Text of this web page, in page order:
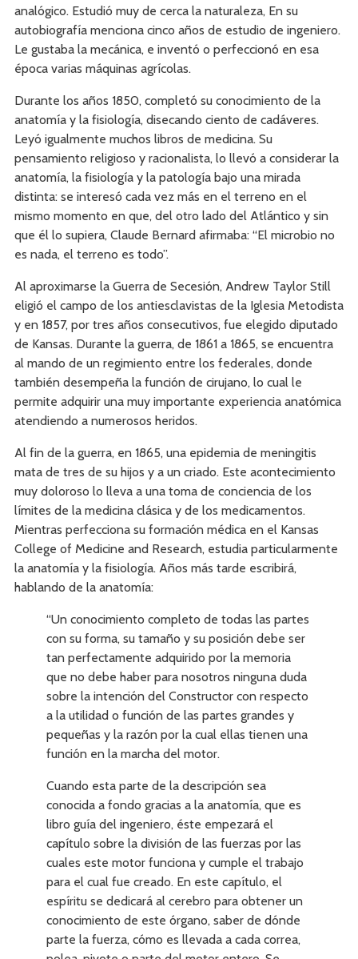
analógico. Estudió muy de cerca la naturaleza, En su
autobiografía menciona cinco años de estudio de ingeniero.
Le gustaba la mecánica, e inventó o perfeccionó en esa
época varias máquinas agrícolas.
Durante los años 1850, completó su conocimiento de la
anatomía y la fisiología, disecando ciento de cadáveres.
Leyó igualmente muchos libros de medicina. Su
pensamiento religioso y racionalista, lo llevó a considerar la
anatomía, la fisiología y la patología bajo una mirada
distinta: se interesó cada vez más en el terreno en el
mismo momento en que, del otro lado del Atlántico y sin
que él lo supiera, Claude Bernard afirmaba: “El microbio no
es nada, el terreno es todo”.
Al aproximarse la Guerra de Secesión, Andrew Taylor Still
eligió el campo de los antiesclavistas de la Iglesia Metodista
y en 1857, por tres años consecutivos, fue elegido diputado
de Kansas. Durante la guerra, de 1861 a 1865, se encuentra
al mando de un regimiento entre los federales, donde
también desempeña la función de cirujano, lo cual le
permite adquirir una muy importante experiencia anatómica
atendiendo a numerosos heridos.
Al fin de la guerra, en 1865, una epidemia de meningitis
mata de tres de su hijos y a un criado. Este acontecimiento
muy doloroso lo lleva a una toma de conciencia de los
límites de la medicina clásica y de los medicamentos.
Mientras perfecciona su formación médica en el Kansas
College of Medicine and Research, estudia particularmente
la anatomía y la fisiología. Años más tarde escribirá,
hablando de la anatomía:
“Un conocimiento completo de todas las partes
con su forma, su tamaño y su posición debe ser
tan perfectamente adquirido por la memoria
que no debe haber para nosotros ninguna duda
sobre la intención del Constructor con respecto
a la utilidad o función de las partes grandes y
pequeñas y la razón por la cual ellas tienen una
función en la marcha del motor.
Cuando esta parte de la descripción sea
conocida a fondo gracias a la anatomía, que es
libro guía del ingeniero, éste empezará el
capítulo sobre la división de las fuerzas por las
cuales este motor funciona y cumple el trabajo
para el cual fue creado. En este capítulo, el
espíritu se dedicará al cerebro para obtener un
conocimiento de este órgano, saber de dónde
parte la fuerza, cómo es llevada a cada correa,